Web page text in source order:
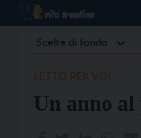
Scelte di fondo
Un anno al